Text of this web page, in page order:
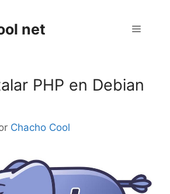
net Menú
PHP en Debian
Chacho Cool